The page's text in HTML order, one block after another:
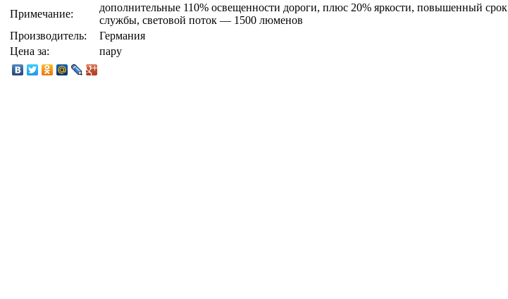
Примечание:
дополнительные 110% освещенности дороги, плюс 20% яркости, повышенный срок
службы, световой поток — 1500 люменов
Производитель:
Германия
Цена за:
пару